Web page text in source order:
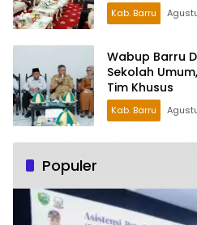
Kab. Barru
Wabup Barru
Sekolah
Tim Khusus
Kab. Barru
Populer